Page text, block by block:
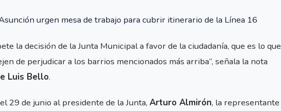
urgen mesa de trabajo para cubrir itinerario de la Línea 16
la decisión de la Junta Municipal a favor de la ciudadanía, que es lo que
de perjudicar a los barrios mencionados más arriba”, señala la nota
Luis Bello.
29 de junio al presidente de la Junta, Arturo Almirón, la representante